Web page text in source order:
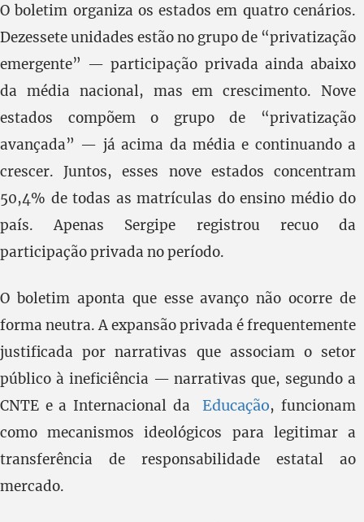
O boletim organiza os estados em quatro cenários.
Dezessete unidades estão no grupo de “privatização
emergente” — participação privada ainda abaixo
da média nacional, mas em crescimento. Nove
estados compõem o grupo de “privatização
avançada” — já acima da média e continuando a
crescer. Juntos, esses nove estados concentram
50,4% de todas as matrículas do ensino médio do
país. Apenas Sergipe registrou recuo da
participação privada no período.
O boletim aponta que esse avanço não ocorre de
forma neutra. A expansão privada é frequentemente
justificada por narrativas que associam o setor
público à ineficiência — narrativas que, segundo a
CNTE e a Internacional da
Educação, funcionam
como mecanismos ideológicos para legitimar a
transferência de responsabilidade estatal ao
mercado.